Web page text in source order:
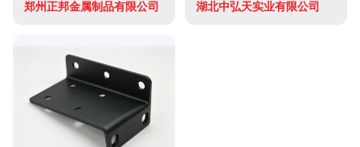
郑州正邦金属制品有限公司 湖北中弘天实业有限公司